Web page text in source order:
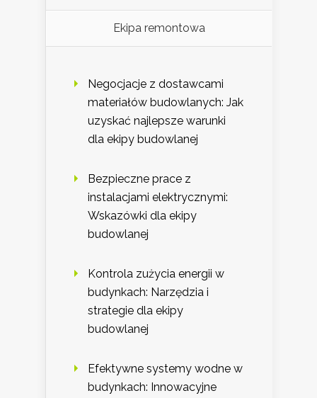
Ekipa remontowa
Negocjacje z dostawcami
materiałów budowlanych: Jak
uzyskać najlepsze warunki
dla ekipy budowlanej
Bezpieczne prace z
instalacjami elektrycznymi:
Wskazówki dla ekipy
budowlanej
Kontrola zużycia energii w
budynkach: Narzędzia i
strategie dla ekipy
budowlanej
Efektywne systemy wodne w
budynkach: Innowacyjne